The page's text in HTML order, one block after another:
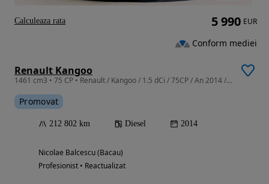
Renault Kangoo
1461 cm3 • 75 CP • Renault / Kangoo / 1.5 dCi / 75CP / An 2014 / Euro 5 / Manuală
Promovat
212 802 km Diesel 2014
Nicolae Balcescu (Bacau)
Profesionist • Reactualizat
5 990 EUR
Conform mediei
Calculeaza rata